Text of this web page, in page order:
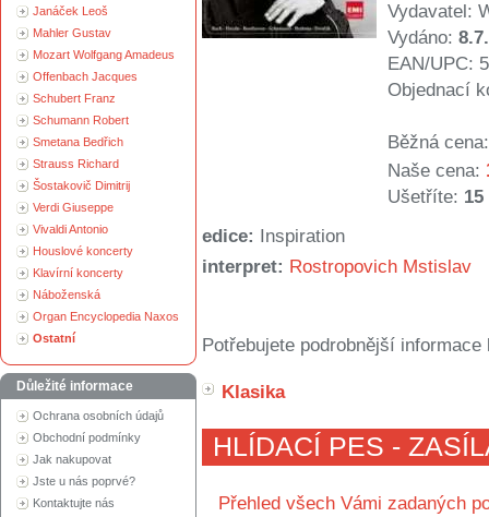
Janáček Leoš
Mahler Gustav
Mozart Wolfgang Amadeus
Offenbach Jacques
Schubert Franz
Schumann Robert
Smetana Bedřich
Strauss Richard
Šostakovič Dimitrij
Verdi Giuseppe
Vivaldi Antonio
Houslové koncerty
Klavírní koncerty
Náboženská
Organ Encyclopedia Naxos
Ostatní
Důležité informace
Ochrana osobních údajů
Obchodní podmínky
Jak nakupovat
Jste u nás poprvé?
Kontaktujte nás
Vydavatel:
Vydáno:
EAN/UPC:
Objednací
Běžná cena:
Naše cena:
Ušetříte:
edice:
Inspiration
interpret: Rostropovich Mstislav
Potřebujete podrobnější
Klasika
HLÍDACÍ PES -
Přehled všech Vámi zadaných